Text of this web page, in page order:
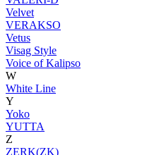
Velvet
VERAKSO
Vetus
Visag Style
Voice of Kalipso
W
White Line
Y
Yoko
YUTTA
Z
ZERK(ZK)